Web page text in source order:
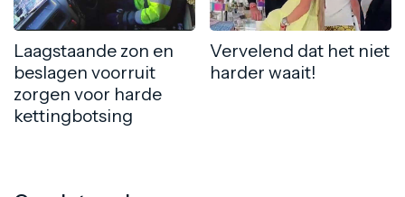
Laagstaande zon en
beslagen voorruit
zorgen voor harde
kettingbotsing
Vervelend dat het niet
harder waait!